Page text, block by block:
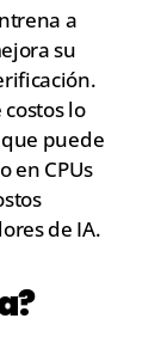
a
su
lo
puede
en CPUs
de IA.